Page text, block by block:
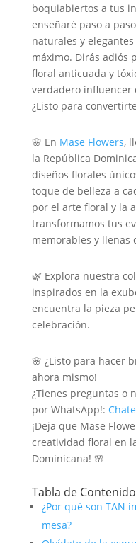
boquiabiertos a tus
enseñaré paso a
naturales y
máximo. Dirás adiós
floral anticuada y
verdadero influencer
¿Listo para
🌸 En Mase Flowers,
la República
diseños florales
toque de belleza a
por el arte floral y la
transformamos tus
memorables y llenas
🌿 Explora nuestra
inspirados en la
encuentra la pieza
celebración.
🌸 ¿Listo para hacer
ahora mismo!
¿Tienes preguntas o
por WhatsApp!:
¡Deja que Mase
creatividad floral en
Dominicana! 🌸
Tabla de Contenido
¿Por qué son TAN
mesa?